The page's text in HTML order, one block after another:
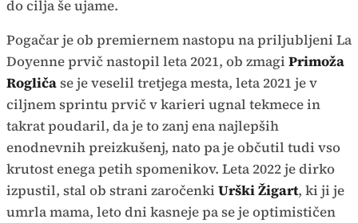
do cilja še ujame.
Pogačar je ob premiernem nastopu na priljubljeni La
Doyenne prvič nastopil leta 2021, ob zmagi Primoža
Rogličase je veselil tretjega mesta, leta 2021 je v
ciljnem sprintu prvič v karieri ugnal tekmece in
takrat poudaril, da je to zanj ena najlepših
enodnevnih preizkušenj, nato pa je občutil tudi vso
krutost enega petih spomenikov. Leta 2022 je dirko
izpustil, stal ob strani zaročenki Urški Žigart, ki ji je
umrla mama, leto dni kasneje pa se je optimističen